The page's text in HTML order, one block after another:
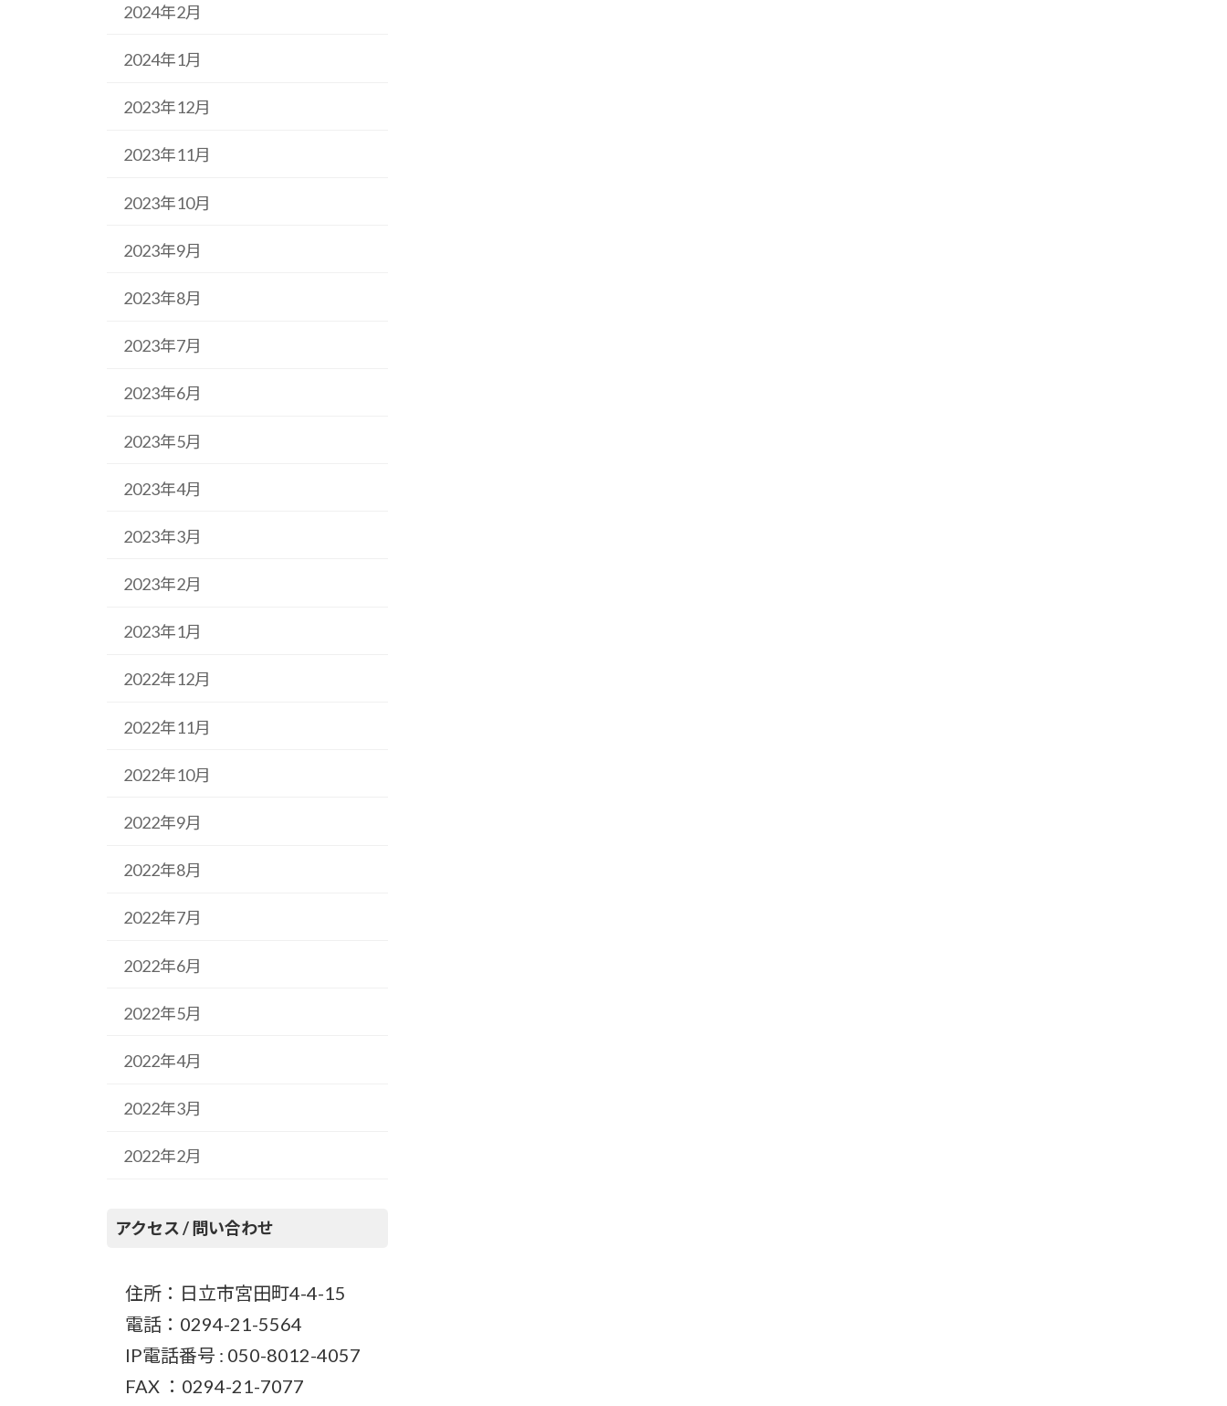
2024年2月
2024年1月
2023年12月
2023年11月
2023年10月
2023年9月
2023年8月
2023年7月
2023年6月
2023年5月
2023年4月
2023年3月
2023年2月
2023年1月
2022年12月
2022年11月
2022年10月
2022年9月
2022年8月
2022年7月
2022年6月
2022年5月
2022年4月
2022年3月
2022年2月
アクセス / 問い合わせ
住所：日立市宮田町4-4-15
電話：0294-21-5564
IP電話番号 : 050-8012-4057
FAX ：0294-21-7077